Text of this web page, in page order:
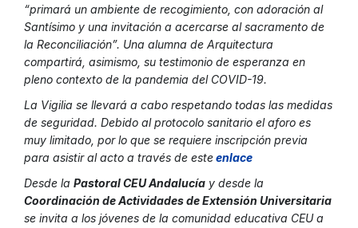
“primará un ambiente de recogimiento, con adoración al
Santísimo y una invitación a acercarse al sacramento de
la Reconciliación”. Una alumna de Arquitectura
compartirá, asimismo, su testimonio de esperanza en
pleno contexto de la pandemia del COVID-19.
La Vigilia se llevará a cabo respetando todas las medidas
de seguridad. Debido al protocolo sanitario el aforo es
muy limitado, por lo que se requiere inscripción previa
para asistir al acto a través de esteenlace
Desde la Pastoral CEU Andalucía y desde la
Coordinación deActividades de Extensión Universitaria
se invita a los jóvenes de la comunidad educativa CEU a